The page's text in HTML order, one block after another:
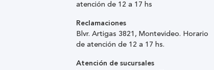
atención de 12 a 17 hs
Reclamaciones
Blvr. Artigas 3821, Montevideo. Horario
de atención de 12 a 17 hs.
Atención de sucursales